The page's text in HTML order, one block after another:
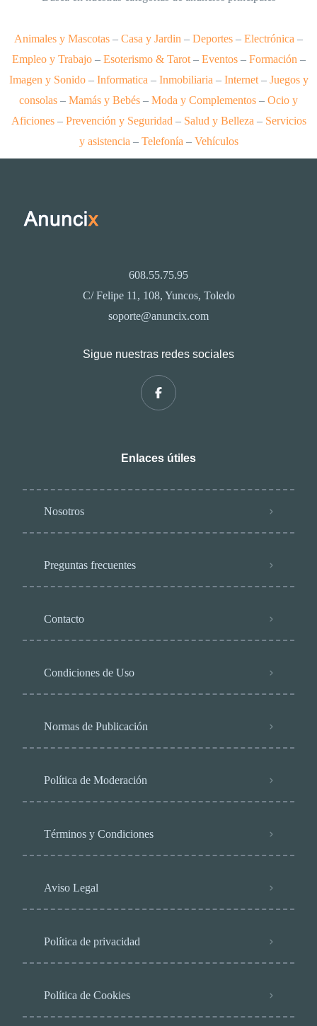
Animales y Mascotas – Casa y Jardin – Deportes – Electrónica –
Empleo y Trabajo– Esoterismo & Tarot– Eventos– Formación –
Imagen y Sonido– Informatica – Inmobiliaria – Internet– Juegos y
consolas – Mamás y Bebés – Moda y Complementos – Ocio y
Aficiones– Prevención y Seguridad – Salud y Belleza – Servicios
y asistencia – Telefonía – Vehículos
608.55.75.95
C/ Felipe 11, 108, Yuncos, Toledo
soporte@anuncix.com
Sigue nuestras redes sociales
Enlaces útiles
Nosotros
Preguntas frecuentes
Contacto
Condiciones de Uso
Normas de Publicación
Política de Moderación
Términos y Condiciones
Aviso Legal
Política de privacidad
Política de Cookies